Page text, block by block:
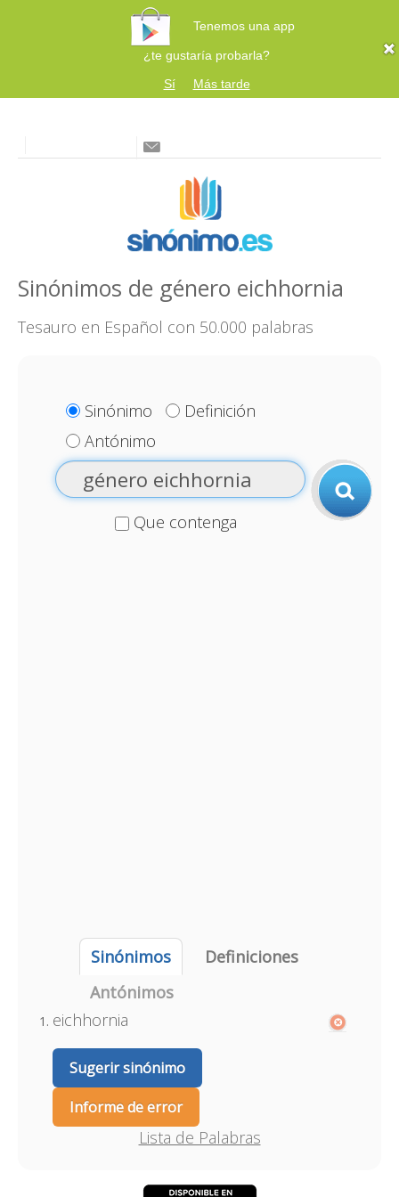
Tenemos una app
¿te gustaría probarla?
Sí
Más tarde
Sinónimos de género eichhornia
Tesauro en Español con 50.000 palabras
Sinónimo
Definición
Antónimo
Que contenga
Sinónimos
Definiciones
Antónimos
eichhornia
Sugerir sinónimo
Informe de error
Lista de Palabras